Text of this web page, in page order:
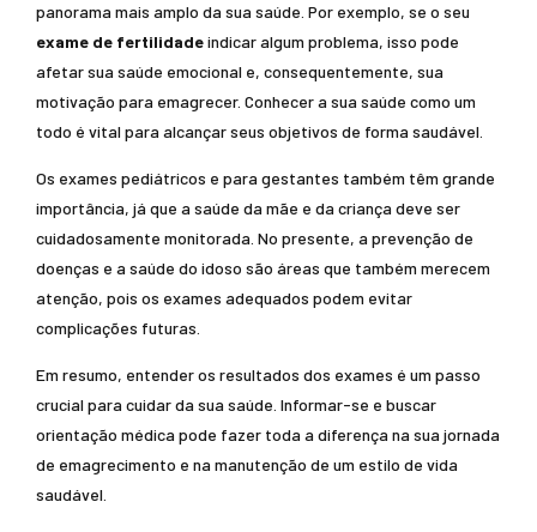
panorama mais amplo da sua saúde. Por exemplo, se o seu
exame de fertilidadeindicar algum problema, isso pode
afetar sua saúde emocional e, consequentemente, sua
motivação para emagrecer. Conhecer a sua saúde como um
todo é vital para alcançar seus objetivos de forma saudável.
Os exames pediátricos e para gestantes também têm grande
importância, já que a saúde da mãe e da criança deve ser
cuidadosamente monitorada. No presente, a prevenção de
doenças e a saúde do idoso são áreas que também merecem
atenção, pois os exames adequados podem evitar
complicações futuras.
Em resumo, entender os resultados dos exames é um passo
crucial para cuidar da sua saúde. Informar-se e buscar
orientação médica pode fazer toda a diferença na sua jornada
de emagrecimento e na manutenção de um estilo de vida
saudável.